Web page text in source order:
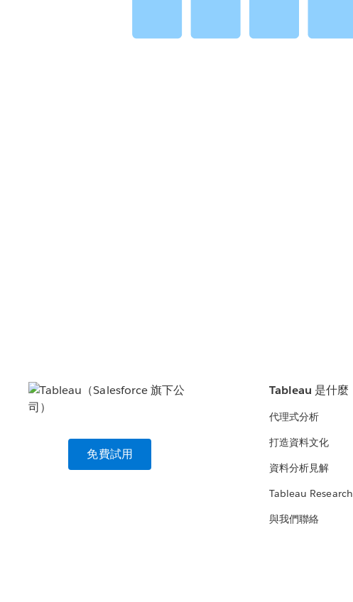
免費試用
Tableau 是什麼
代理式分析
打造資料文化
資料分析見解
Tableau Research
與我們聯絡